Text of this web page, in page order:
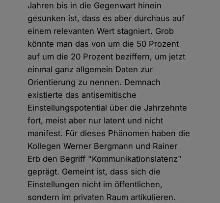
Jahren bis in die Gegenwart hinein
gesunken ist, dass es aber durchaus auf
einem relevanten Wert stagniert. Grob
könnte man das von um die 50 Prozent
auf um die 20 Prozent beziffern, um jetzt
einmal ganz allgemein Daten zur
Orientierung zu nennen. Demnach
existierte das antisemitische
Einstellungspotential über die Jahrzehnte
fort, meist aber nur latent und nicht
manifest. Für dieses Phänomen haben die
Kollegen Werner Bergmann und Rainer
Erb den Begriff "Kommunikationslatenz"
geprägt. Gemeint ist, dass sich die
Einstellungen nicht im öffentlichen,
sondern im privaten Raum artikulieren.